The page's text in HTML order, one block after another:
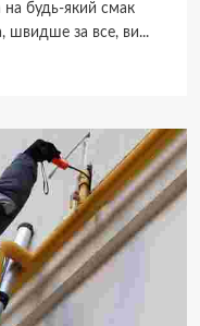
на будь-який смак
швидше за все, ви...